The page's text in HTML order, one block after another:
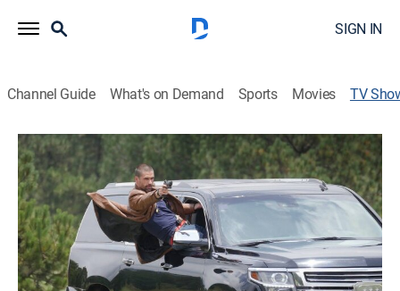
SIGN IN
Channel Guide What's on Demand Sports Movies TV
El señor de los cielos: Extras
Entertainment|Telemundo
La vida de un hombre humilde que quiso convertirse
en el más rico y poderoso del mundo del narcotráfico
en México. Para lograrlo fue capaz de cualquier cosa,
y para mantenerlo, hasta de cambiarse el rostro.